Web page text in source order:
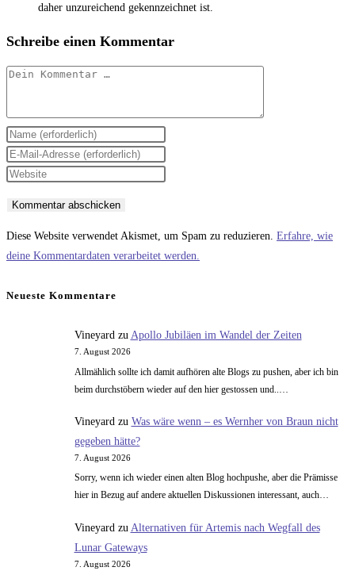
daher unzureichend gekennzeichnet ist.
Schreibe einen Kommentar
Kommentar
Gib
deinen
Namen
zum
Kommentieren
Gib
deine
Adresse
zum
ein
Gib
URL
ein
Diese Website verwendet Akismet, um Spam zu reduzieren. Erfahre, wie
deine Kommentardaten verarbeitet werden.
Neueste Kommentare
Vineyardzu Apollo Jubiläen im Wandel der Zeiten
7. August 2026
Allmählich sollte ich damit aufhören alte Blogs zu pushen, aber ich bin
beim durchstöbern wieder auf den hier gestossen und..…
Vineyard zu Was wäre wenn – es Wernher von Braun nicht
gegeben hätte?
7. August 2026
Sorry, wenn ich wieder einen alten Blog hochpushe, aber die Prämisse
hier in Bezug auf andere aktuellen Diskussionen interessant, auch…
Vineyard zu Alternativen für Artemis nach Wegfall des
Lunar Gateways
7. August 2026